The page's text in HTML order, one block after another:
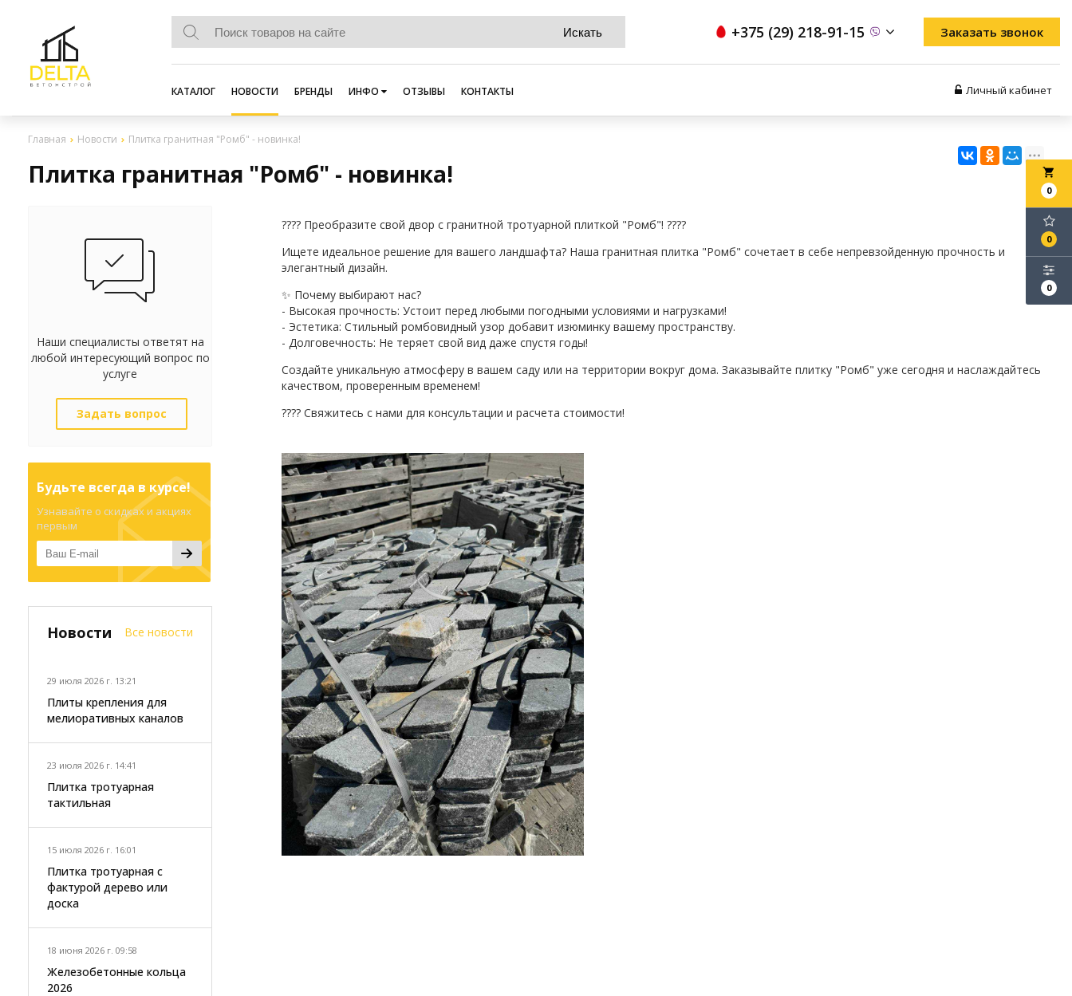
+375 (29) 218-91-15 Заказать звонок
КАТАЛОГ НОВОСТИ БРЕНДЫ ИНФО ОТЗЫВЫ КОНТАКТЫ Личный кабинет
Главная Новости Плитка гранитная "Ромб" - новинка!
Плитка гранитная "Ромб" - новинка! local_grocery_store
0
0
0
Наши специалисты ответят на
любой интересующий вопрос по
услуге
Задать вопрос
Будьте всегда в курсе!
Узнавайте о скидках и акциях
первым
Новости Все новости
29 июля 2026 г. 13:21
Плиты крепления для
мелиоративных каналов
23 июля 2026 г. 14:41
Плитка тротуарная
тактильная
15 июля 2026 г. 16:01
Плитка тротуарная с
фактурой дерево или
доска
18 июня 2026 г. 09:58
Железобетонные кольца
2026
???? Преобразите свой двор с гранитной тротуарной плиткой "Ромб"! ????
Ищете идеальное решение для вашего ландшафта? Наша гранитная плитка "Ромб" сочетает в себе непревзойденную прочность и
элегантный дизайн.
✨ Почему выбирают нас?
- Высокая прочность: Устоит перед любыми погодными условиями и нагрузками!
- Эстетика: Стильный ромбовидный узор добавит изюминку вашему пространству.
- Долговечность: Не теряет свой вид даже спустя годы!
Создайте уникальную атмосферу в вашем саду или на территории вокруг дома. Заказывайте плитку "Ромб" уже сегодня и наслаждайтесь
качеством, проверенным временем!
???? Свяжитесь с нами для консультации и расчета стоимости!